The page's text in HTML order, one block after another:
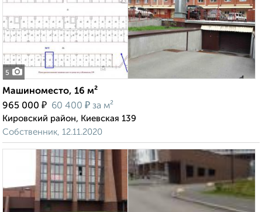
5
Машиноместо, 16 м²
965 000 ₽ 60 400 ₽ за м²
Кировский район, Киевская 139
Собственник, 12.11.2020